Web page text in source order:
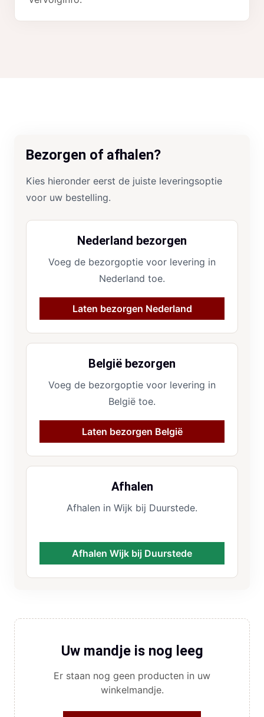
Bezorgen of afhalen?
Kies hieronder eerst de juiste leveringsoptie
voor uw bestelling.
Nederland bezorgen
Voeg de bezorgoptie voor levering in
Nederland toe.
Laten bezorgen Nederland
België bezorgen
Voeg de bezorgoptie voor levering in
België toe.
Laten bezorgen België
Afhalen
Afhalen in Wijk bij Duurstede.
Afhalen Wijk bij Duurstede
Uw mandje is nog leeg
Er staan nog geen producten in uw
winkelmandje.